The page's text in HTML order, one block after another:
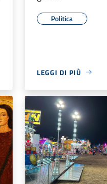
Politica
LEGGI DI PIÙ